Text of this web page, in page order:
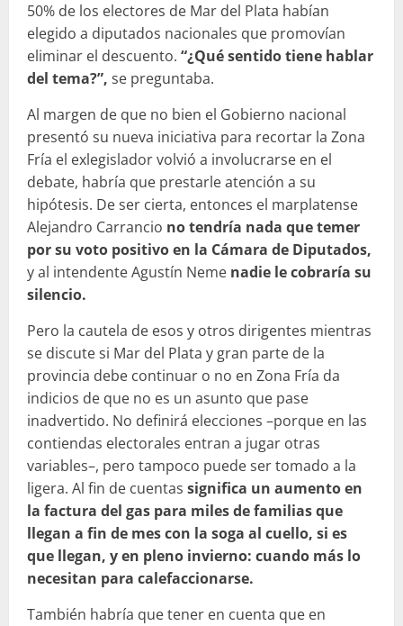
50% de los electores de Mar del Plata habían
elegido a diputados nacionales que promovían
eliminar el descuento. “¿Qué sentido tiene hablar
del tema?”, se preguntaba.
Al margen de que no bien el Gobierno nacional
presentó su nueva iniciativa para recortar la Zona
Fría el exlegislador volvió a involucrarse en el
debate, habría que prestarle atención a su
hipótesis. De ser cierta, entonces el marplatense
Alejandro Carrancio no tendría nada que temer
por su voto positivo en la Cámara de Diputados,
y al intendente Agustín Neme nadie le cobraría su
silencio.
Pero la cautela de esos y otros dirigentes mientras
se discute si Mar del Plata y gran parte de la
provincia debe continuar o no en Zona Fría da
indicios de que no es un asunto que pase
inadvertido. No definirá elecciones –porque en las
contiendas electorales entran a jugar otras
variables–, pero tampoco puede ser tomado a la
ligera. Al fin de cuentas significa un aumento en
la factura del gas para miles de familias que
llegan a fin de mes con la soga al cuello, si es
que llegan, y en pleno invierno: cuando más lo
necesitan para calefaccionarse.
También habría que tener en cuenta que en